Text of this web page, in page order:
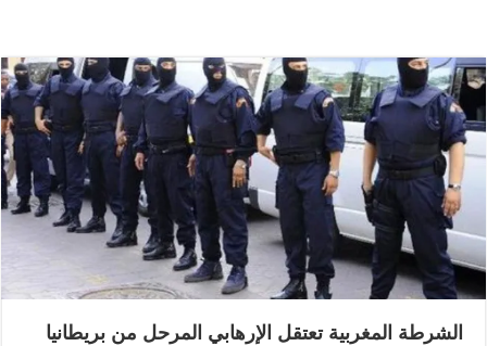
الشرطة المغربية تعتقل الإرهابي المرحل من بريطانيا